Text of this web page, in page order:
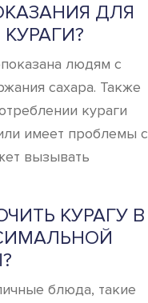
ДЛЯ
людям с
сахара. Также
кураги
имеет проблемы с
вызывать
КУРАГУ В
блюда, такие